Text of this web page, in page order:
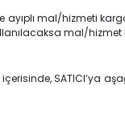
ayıplı mal/hizmeti
mal/
SATICI’ya